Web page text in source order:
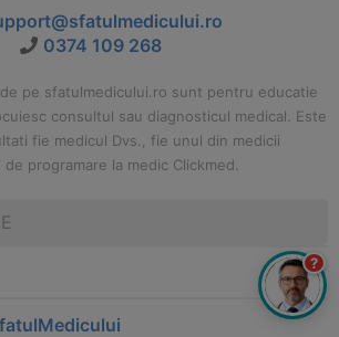
0374 109 268
pe sfatulmedicului.ro sunt pentru educatie
consultul sau diagnosticul medical. Este
fie medicul Dvs., fie unul din medicii
programare la medic Clickmed.
?